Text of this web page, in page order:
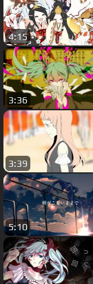
4:15
3:36
3:39
5:10